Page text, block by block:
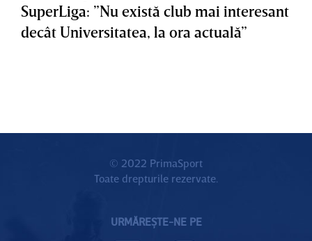
SuperLiga: ”Nu există club mai interesant
decât Universitatea, la ora actuală”
© 2022 PrimaSport
Toate drepturile rezervate.
URMĂREȘTE-NE PE